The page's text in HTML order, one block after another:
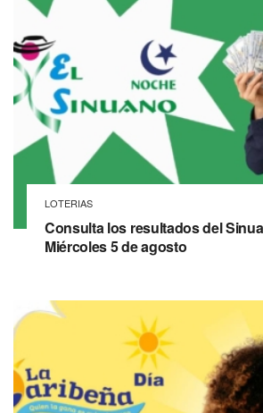
LOTERIAS
Consulta los resultados del
Miércoles 5 de agosto